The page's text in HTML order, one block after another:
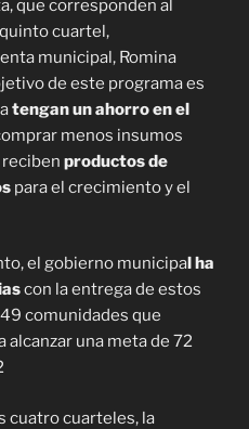
que corresponden al
cuartel,
municipal, Romina
de este programa es
tengan un ahorro en el
menos insumos
productos de
para el crecimiento y el
el gobierno municipal ha
con la entrega de estos
comunidades que
alcanzar una meta de 72
cuatro cuarteles, la